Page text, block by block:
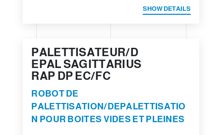
SHOW DETAILS
PALETTISATEUR/D
EPAL SAGITTARIUS
RAP DP EC/FC
ROBOT DE
PALETTISATION/DEPALETTISATIO
N POUR BOITES VIDES ET PLEINES